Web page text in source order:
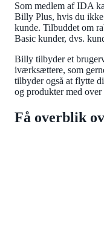
Som medlem af IDA
Billy Plus, hvis du
kunde. Tilbuddet om
Basic kunder, dvs.
Billy tilbyder et
iværksættere, som
tilbyder også at flytte
og produkter med
Få overblik